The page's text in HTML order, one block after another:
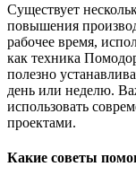
Существует
повышения
рабочее время,
как техника
полезно
день или неделю.
использовать
проектами.
Какие советы